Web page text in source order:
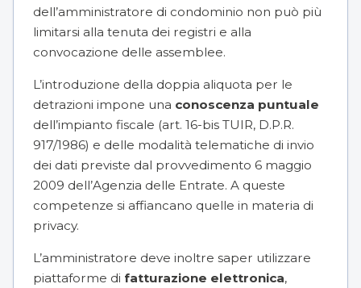
dell’amministratore di condominio non può più
limitarsi alla tenuta dei registri e alla
convocazione delle assemblee.
L’introduzione della doppia aliquota per le
detrazioni impone una conoscenza puntuale
dell’impianto fiscale (art. 16-bis TUIR, D.P.R.
917/1986) e delle modalità telematiche di invio
dei dati previste dal provvedimento 6 maggio
2009 dell’Agenzia delle Entrate. A queste
competenze si affiancano quelle in materia di
privacy.
L’amministratore deve inoltre saper utilizzare
piattaforme di fatturazione elettronica,